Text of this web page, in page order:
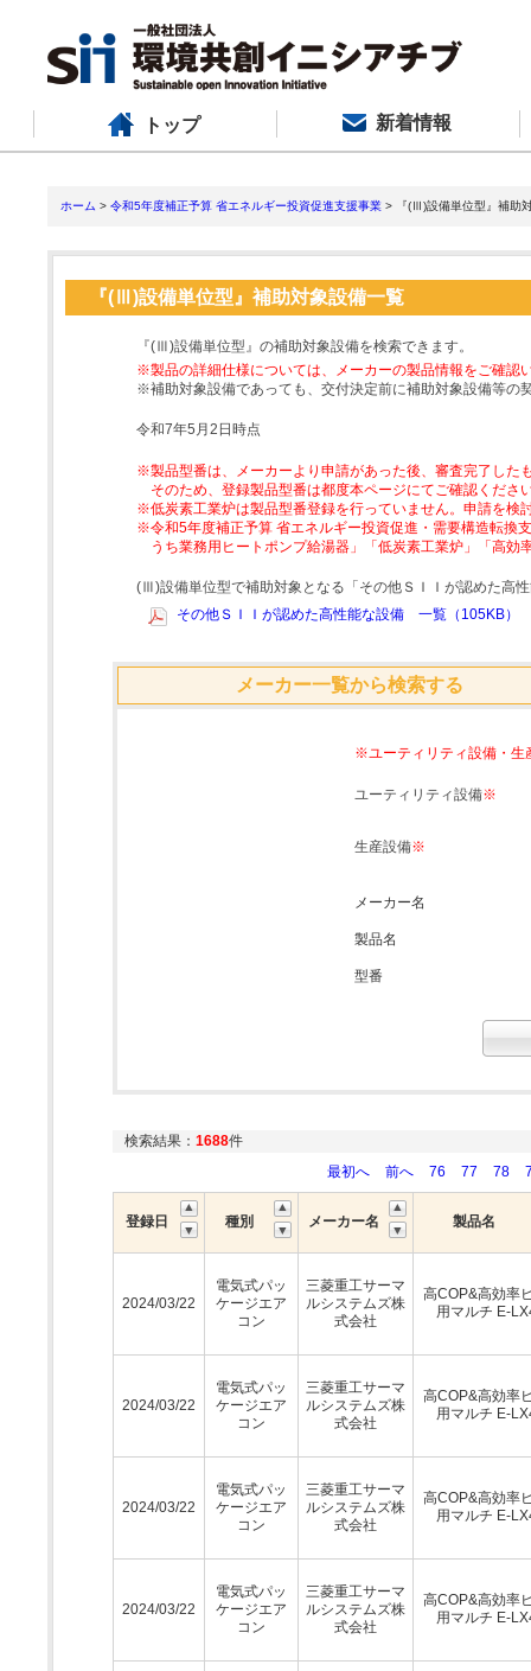
トップ 新着情報
ホーム > 令和5年度補正予算 省エネルギー投資促進支援事業 > 『(Ⅲ)設備単位型』補助
『(Ⅲ)設備単位型』補助対象設備一覧
『(Ⅲ)設備単位型』の補助対象設備を検索できます。
※製品の詳細仕様については、メーカーの製品情報をご確認
※補助対象設備であっても、交付決定前に補助対象設備等の
令和7年5月2日時点
※製品型番は、メーカーより申請があった後、審査完了した
そのため、登録製品型番は都度本ページにてご確認くださ
※低炭素工業炉は製品型番登録を行っていません。申請を検
※令和5年度補正予算 省エネルギー投資促進・需要構造転換
うち業務用ヒートポンプ給湯器」「低炭素工業炉」「高
(Ⅲ)設備単位型で補助対象となる「その他ＳＩＩが認めた高
その他ＳＩＩが認めた高性能な設備 一覧（105KB）
メーカー一覧から検索する
※ユーティリティ設備・生
ユーティリティ設備※
生産設備※
メーカー名
製品名
型番
検索結果： 1688件
最初へ
前へ 76 77 78
登録日 種別 メーカー名 製品名
2024/03/22
電気式パッ
ケージエア
コン
三菱重工サーマ
ルシステムズ株
式会社
高COP&高効率
用マルチ E-
2024/03/22
電気式パッ
ケージエア
コン
三菱重工サーマ
ルシステムズ株
式会社
高COP&高効率
用マルチ E-
2024/03/22
電気式パッ
ケージエア
コン
三菱重工サーマ
ルシステムズ株
式会社
高COP&高効率
用マルチ E-
2024/03/22
電気式パッ
ケージエア
コン
三菱重工サーマ
ルシステムズ株
式会社
高COP&高効率
用マルチ E-